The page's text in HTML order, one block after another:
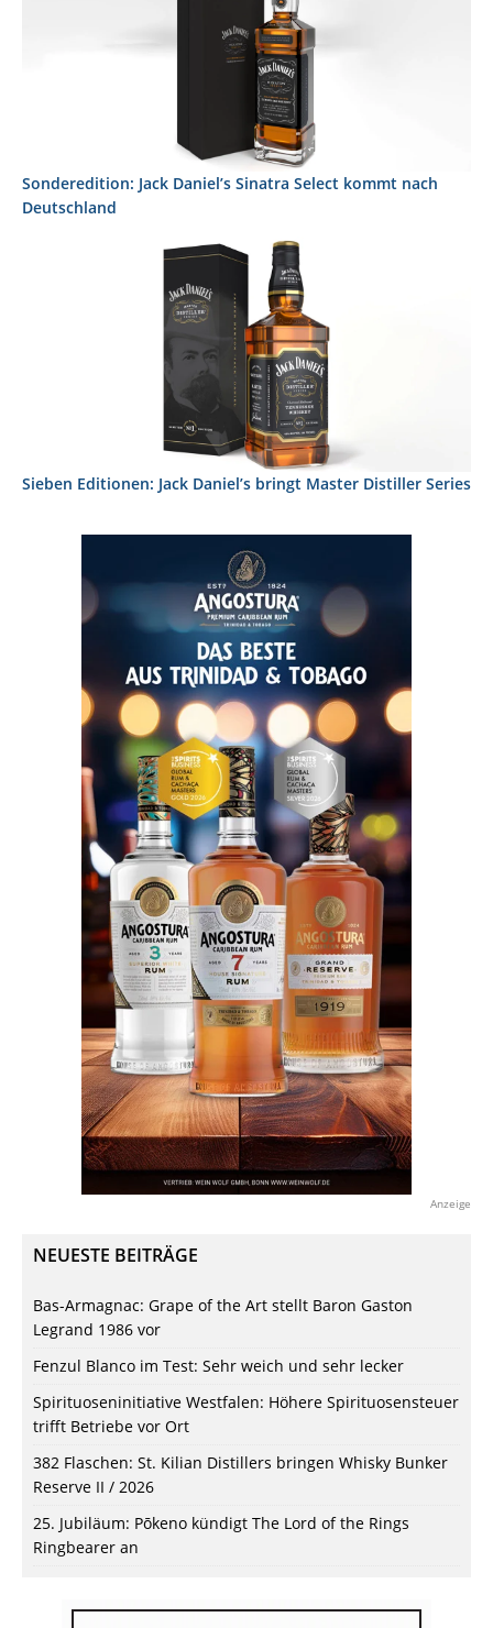
Sonderedition: Jack Daniel’s Sinatra Select kommt nach
Deutschland
Sieben Editionen: Jack Daniel’s bringt Master Distiller Series
Anzeige
NEUESTE BEITRÄGE
Bas-Armagnac: Grape of the Art stellt Baron Gaston
Legrand 1986 vor
Fenzul Blanco im Test: Sehr weich und sehr lecker
Spirituoseninitiative Westfalen: Höhere Spirituosensteuer
trifft Betriebe vor Ort
382 Flaschen: St. Kilian Distillers bringen Whisky Bunker
Reserve II / 2026
25. Jubiläum: Pōkeno kündigt The Lord of the Rings
Ringbearer an